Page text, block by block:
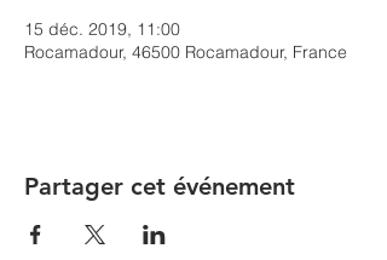
15 déc. 2019, 11:00
Rocamadour, 46500 Rocamadour, France
Partager cet événement